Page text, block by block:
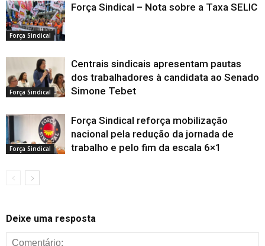
Força Sindical
Força Sindical – Nota sobre a Taxa SELIC
Força Sindical
Centrais sindicais apresentam pautas
dos trabalhadores à candidata ao Senado
Simone Tebet
Força Sindical
Força Sindical reforça mobilização
nacional pela redução da jornada de
trabalho e pelo fim da escala 6×1
Deixe uma resposta